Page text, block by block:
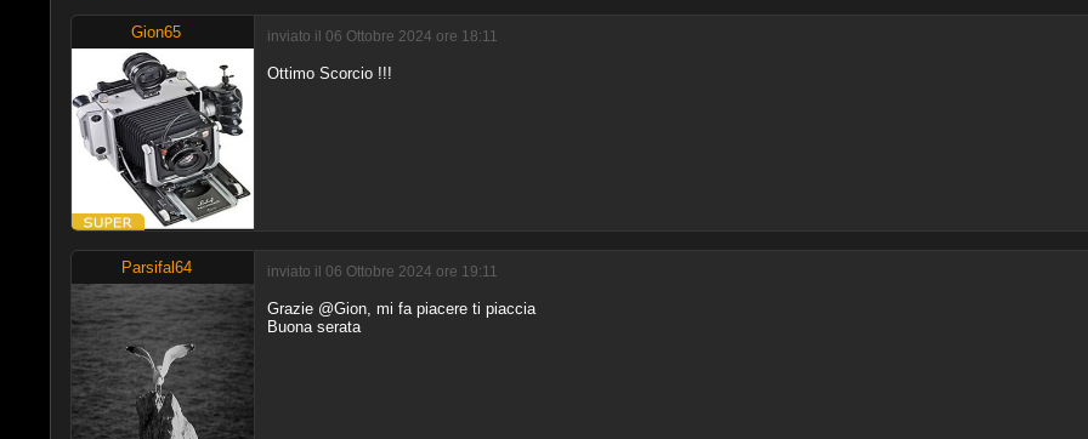
Gion65 inviato il 06 Ottobre 2024 ore 18:11
Ottimo Scorcio !!!
Parsifal64 inviato il 06 Ottobre 2024 ore 19:11
Grazie @Gion, mi fa piacere ti piaccia
Buona serata